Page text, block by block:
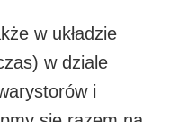
w układzie
w dziale
i